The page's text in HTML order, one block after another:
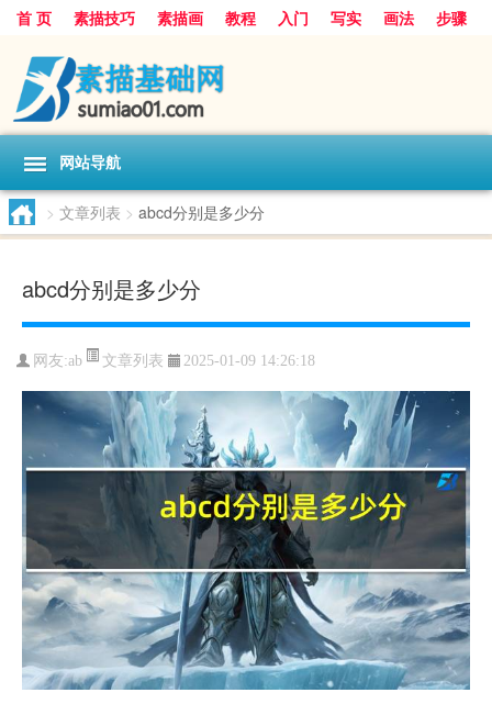
首 页 素描技巧 素描画 教程 入门 写实 画法
步骤
基础
超写实
网站导航
> 文章列表 > abcd分别是多少分
abcd分别是多少分
网友:ab 文章列表 2025-01-09 14:26:18